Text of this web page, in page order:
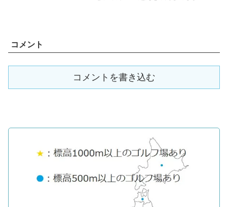
コメント
コメントを書き込む